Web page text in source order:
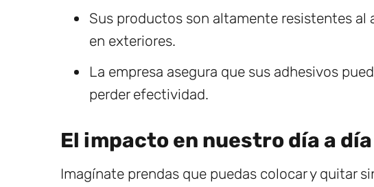
Sus productos son altamente resistentes al
en exteriores.
La empresa asegura que sus adhesivos
perder efectividad.
El impacto en nuestro día a día
Imagínate prendas que puedas colocar y quitar